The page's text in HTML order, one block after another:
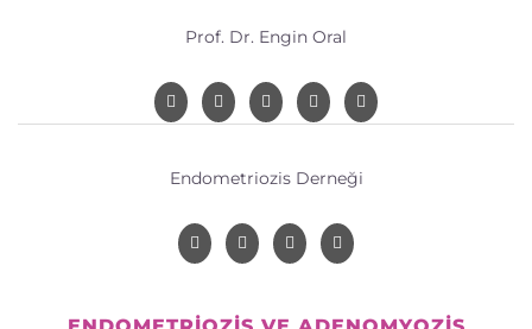
Prof. Dr. Engin Oral
Endometriozis Derneği